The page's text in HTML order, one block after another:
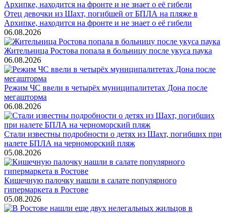
Отец девочки из Шахт, погибшей от БПЛА на пляже в
Архипке, находится на фронте и не знает о её гибели
06.08.2026
Жительница Ростова попала в больницу после укуса паука
06.08.2026
Режим ЧС ввели в четырёх муниципалитетах Дона после
мегашторма
06.08.2026
Стали известны подробности о детях из Шахт, погибших при
налете БПЛА на черноморский пляж
05.08.2026
Кишечную палочку нашли в салате популярного
гипермаркета в Ростове
05.08.2026